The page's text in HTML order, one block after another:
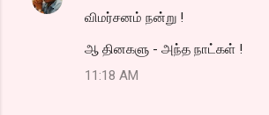
விமர்சனம் நன்று !
ஆ தினகளு - அந்த நாட்கள் !
11:18 AM